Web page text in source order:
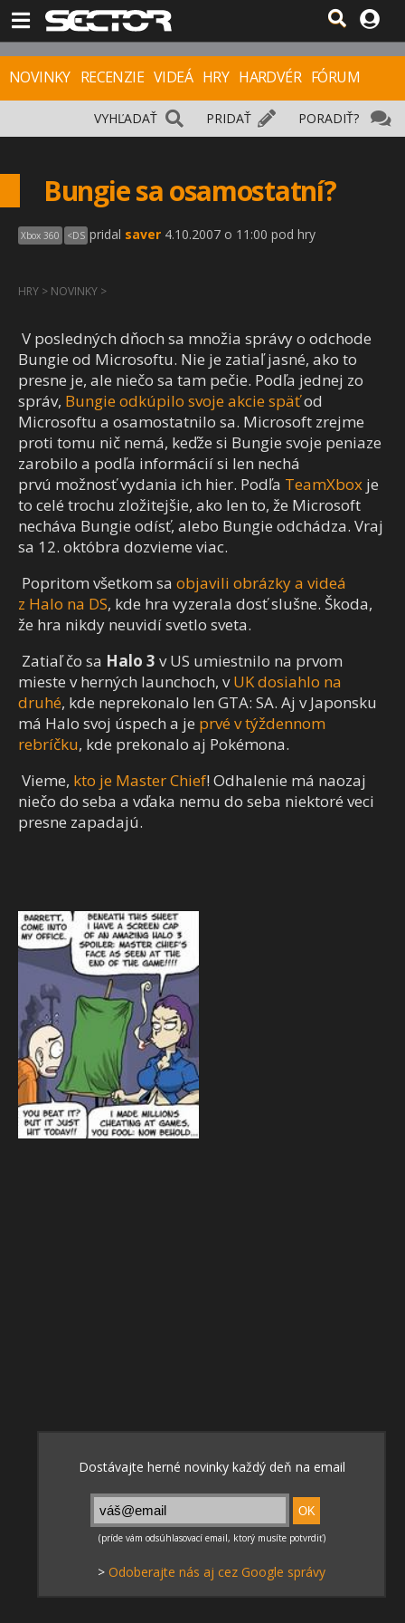
NOVINKY RECENZIE VIDEÁ HRY HARDVÉR FÓRUM
PORADIŤ?
PRIDAŤ
VYHĽADAŤ
Bungie sa osamostatní?
Xbox 360 <DS pridal saver 4.10.2007 o 11:00 pod hry
HRY > NOVINKY >
V posledných dňoch sa množia správy o odchode
Bungie od Microsoftu. Nie je zatiaľ jasné, ako to
presne je, ale niečo sa tam pečie. Podľa jednej zo
správ, Bungie odkúpilo svoje akcie späťod
Microsoftu a osamostatnilo sa. Microsoft zrejme
proti tomu nič nemá, keďže si Bungie svoje peniaze
zarobilo a podľa informácií si len nechá
prvú možnosť vydania ich hier. Podľa TeamXbox je
to celé trochu zložitejšie, ako len to, že Microsoft
necháva Bungie odísť, alebo Bungie odchádza. Vraj
sa 12. októbra dozvieme viac.
Popritom všetkom sa objavili obrázky a videá
z Halo na DS, kde hra vyzerala dosť slušne. Škoda,
že hra nikdy neuvidí svetlo sveta.
Zatiaľ čo sa Halo 3 v US umiestnilo na prvom
mieste v herných launchoch, vUK dosiahlo na
druhé, kde neprekonalo len GTA: SA. Aj v Japonsku
má Halo svoj úspech a je prvé v týždennom
rebríčku, kde prekonalo aj Pokémona.
Vieme, kto je Master Chief! Odhalenie má naozaj
niečo do seba a vďaka nemu do seba niektoré veci
presne zapadajú.
> Odoberajte nás aj cez Google správy